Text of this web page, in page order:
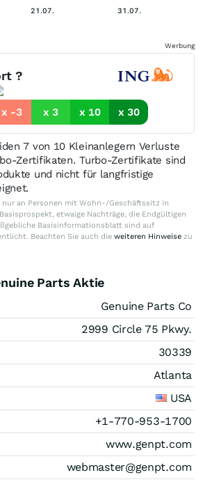
21.07. 31.07.
Werbung
?
x -3 x 3 x 10 x 30
7 von 10 Kleinanlegern Verluste
Zertifikaten. Turbo-Zertifikate sind
und nicht für langfristige
an Personen mit Wohn-/Geschäftssitz in
etwaige Nachträge, die Endgültigen
Basisinformationsblatt sind auf
Beachten Sie auch die weiteren Hinweise zu
Parts Aktie
Genuine Parts Co
2999 Circle 75 Pkwy.
30339
Atlanta
USA
+1-770-953-1700
www.genpt.com
webmaster@genpt.com